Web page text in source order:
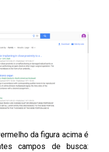
da figura acima é
campos de busca: